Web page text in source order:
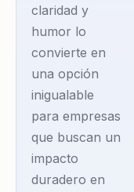
claridad y
humor lo
convierte en
una opción
inigualable
para empresas
que buscan un
impacto
duradero en